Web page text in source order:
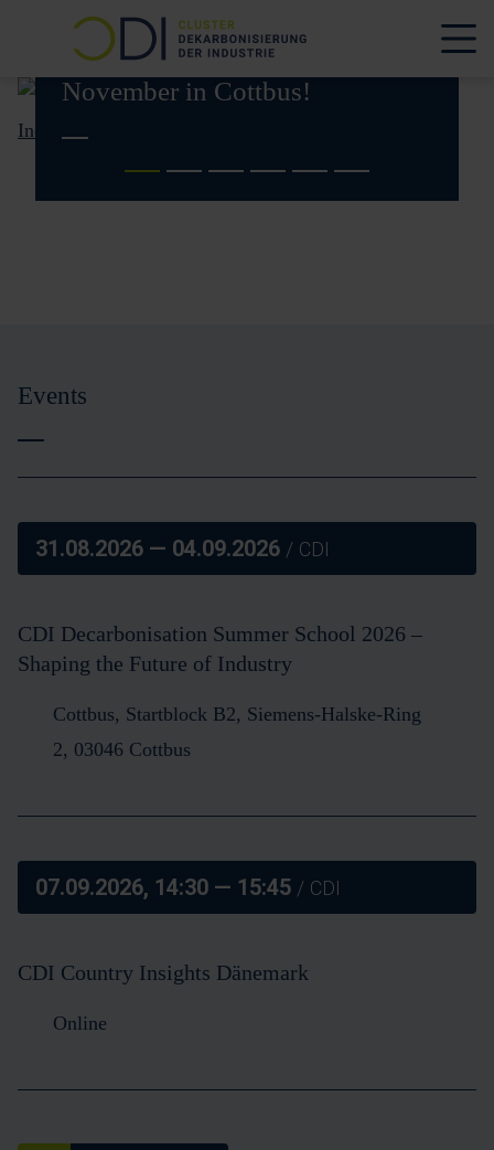
Lausitzer Fachkonferenz 2026 –
Klimaneutrale Industrie am 12.
November in Cottbus!
Events
31.08.2026 — 04.09.2026 / CDI
CDI Decarbonisation Summer School 2026 –
Shaping the Future of Industry
Cottbus, Startblock B2, Siemens-Halske-Ring
2, 03046 Cottbus
07.09.2026, 14:30 — 15:45 / CDI
CDI Country Insights Dänemark
Online